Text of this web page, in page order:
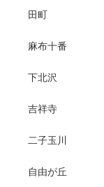
田町
麻布十番
下北沢
吉祥寺
二子玉川
自由が丘